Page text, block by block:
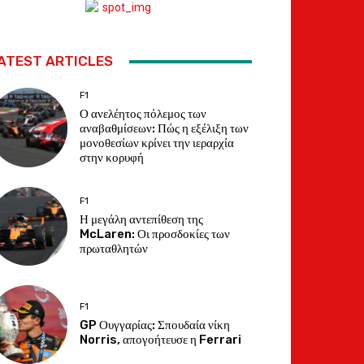
ARTICLES
F1
Ο ανελέητος πόλεμος των
αναβαθμίσεων: Πώς η εξέλιξη των
μονοθεσίων κρίνει την ιεραρχία
στην κορυφή
F1
Η μεγάλη αντεπίθεση της
McLaren: Οι προσδοκίες των
πρωταθλητών
F1
GP Ουγγαρίας: Σπουδαία νίκη
Norris, απογοήτευσε η Ferrari